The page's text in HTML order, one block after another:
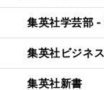
集英社学芸部
集英社ビジネ
集英社新書